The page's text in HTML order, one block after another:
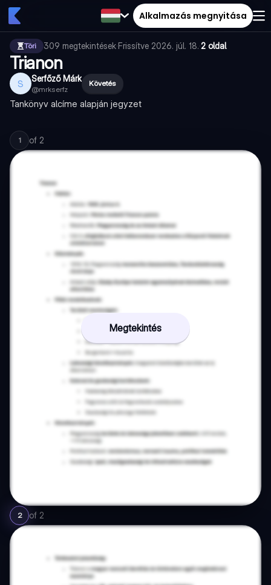
Alkalmazás megnyitása
Töri 309 megtekintések·Frissítve 2026. júl. 18.·2 oldal
Trianon
S Serfőző Márk
@mrkserfz
Követés
Tankönyv alcíme alapján jegyzet
1 of 2
Megtekintés
2 of 2